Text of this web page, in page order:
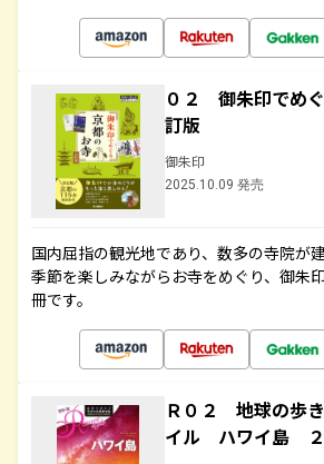
０２ 御朱印でめ
訂版
御朱印
2025.10.09 発売
国内屈指の観光地であり、数多の寺院が
季節を楽しみながらお寺をめぐり、御朱
冊です。
Ｒ０２ 地球の歩
イル ハワイ島 ２